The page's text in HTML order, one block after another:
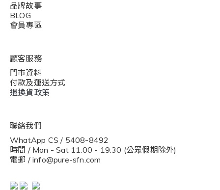
品牌故事
BLOG
會員專區
顧客服務
門市資料
付款及運送方式
退換貨政策
聯絡我們
WhatApp CS / 5408-8492
時間 / Mon - Sat 11:00 - 19:30 (公眾假期除外)
電郵 / info@pure-sfn.com